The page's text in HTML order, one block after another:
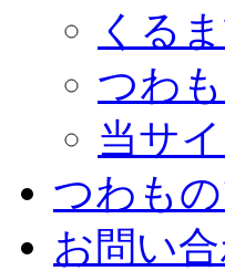
くる
つわ
当サ
つわも
お問い